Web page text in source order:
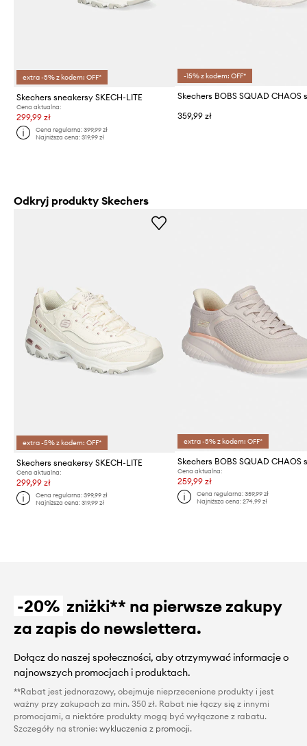
extra -5% z kodem: OFF*
Skechers sneakersy SKECH-LITE
Cena aktualna:
299,99 zł
Cena regularna:399,99 zł
Najniższa cena:319,99 zł
-15% z kodem: OFF*
359,99 zł
Odkryj produkty Skechers
extra -5% z kodem: OFF*
Skechers sneakersy SKECH-LITE
Cena aktualna:
299,99 zł
Cena regularna:399,99 zł
Najniższa cena:319,99 zł
extra -5% z kodem: OFF*
Cena aktualna:
259,99 zł
Cena regularna: 359,99 zł
Najniższa cena: 274,99 zł
-20% zniżki** na pierwsze zakupy
za zapis do newslettera.
Dołącz do naszej społeczności, aby otrzymywać informacje o
najnowszych promocjach i produktach.
**Rabat jest jednorazowy, obejmuje nieprzecenione produkty i jest
ważny przy zakupach za min. 350 zł. Rabat nie łączy się z innymi
promocjami, a niektóre produkty mogą być wyłączone z rabatu.
Szczegóły na stronie: wykluczenia z promocji.